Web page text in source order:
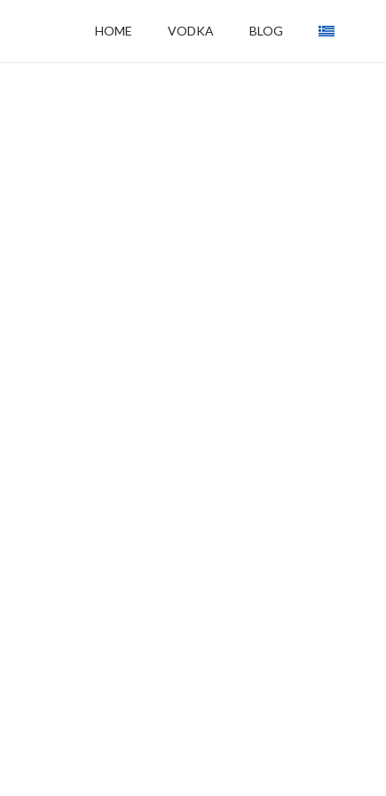
HOME VODKA BLOG